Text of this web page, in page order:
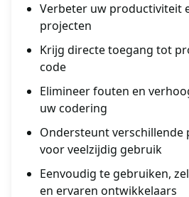
Verbeter uw productiviteit
projecten
Krijg directe toegang tot
code
Elimineer fouten en
uw codering
Ondersteunt
voor veelzijdig gebruik
Eenvoudig te gebruiken,
en ervaren ontwikkelaars